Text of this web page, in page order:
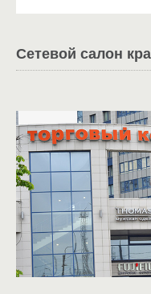
Сетевой салон